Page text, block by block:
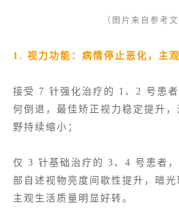
（图片来自参考文
1. 视力功能：病情停止恶化，主
接受 7 针强化治疗的 1、2 号患
何倒退，最佳矫正视力稳定提升
野持续缩小；
仅 3 针基础治疗的 3、4 号患者
部自述视物亮度间歇性提升，暗光
主观生活质量明显好转。